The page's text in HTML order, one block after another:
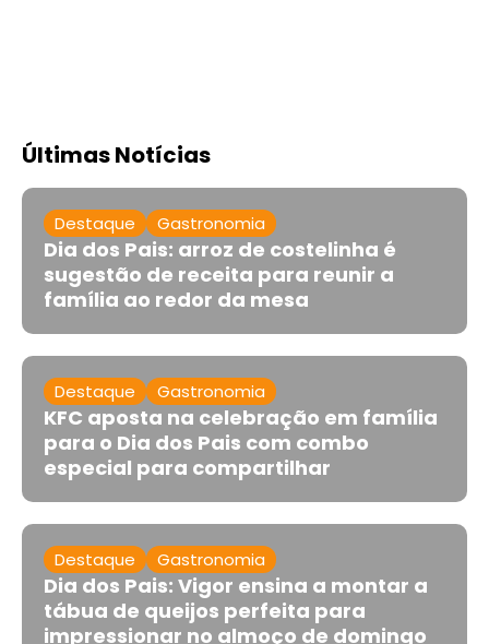
Últimas Notícias
Destaque Gastronomia
Dia dos Pais: arroz de costelinha é
sugestão de receita para reunir a
família ao redor da mesa
Destaque Gastronomia
KFC aposta na celebração em família
para o Dia dos Pais com combo
especial para compartilhar
Destaque Gastronomia
Dia dos Pais: Vigor ensina a montar a
tábua de queijos perfeita para
impressionar no almoço de domingo